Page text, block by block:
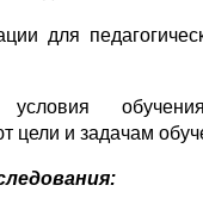
для
цели и задачам